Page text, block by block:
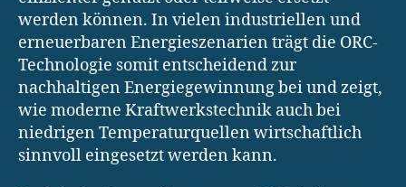
werden können. In vielen industriellen und
erneuerbaren Energieszenarien trägt die ORC-
Technologie somit entscheidend zur
nachhaltigen Energiegewinnung bei und zeigt,
wie moderne Kraftwerkstechnik auch bei
niedrigen Temperaturquellen wirtschaftlich
sinnvoll eingesetzt werden kann.